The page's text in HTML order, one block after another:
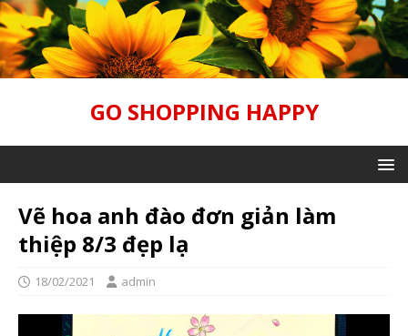
GO SHOPPING HAPPY
Vẽ hoa anh đào đơn giản làm
thiệp 8/3 đẹp lạ
18/02/2021 admin